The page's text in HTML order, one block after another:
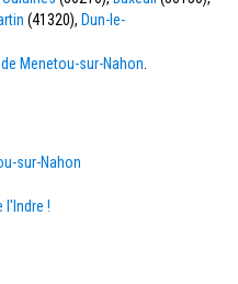
(41320), Dun-le-
Menetou-sur-Nahon
sur-Nahon
l'Indre !